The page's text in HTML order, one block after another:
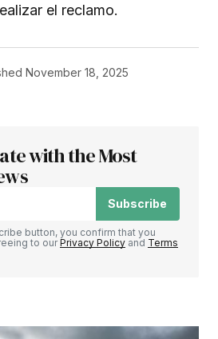
el reclamo.
November 18, 2025
with the Most
Subscribe
button, you confirm that you
to ourPrivacy Policy and Terms